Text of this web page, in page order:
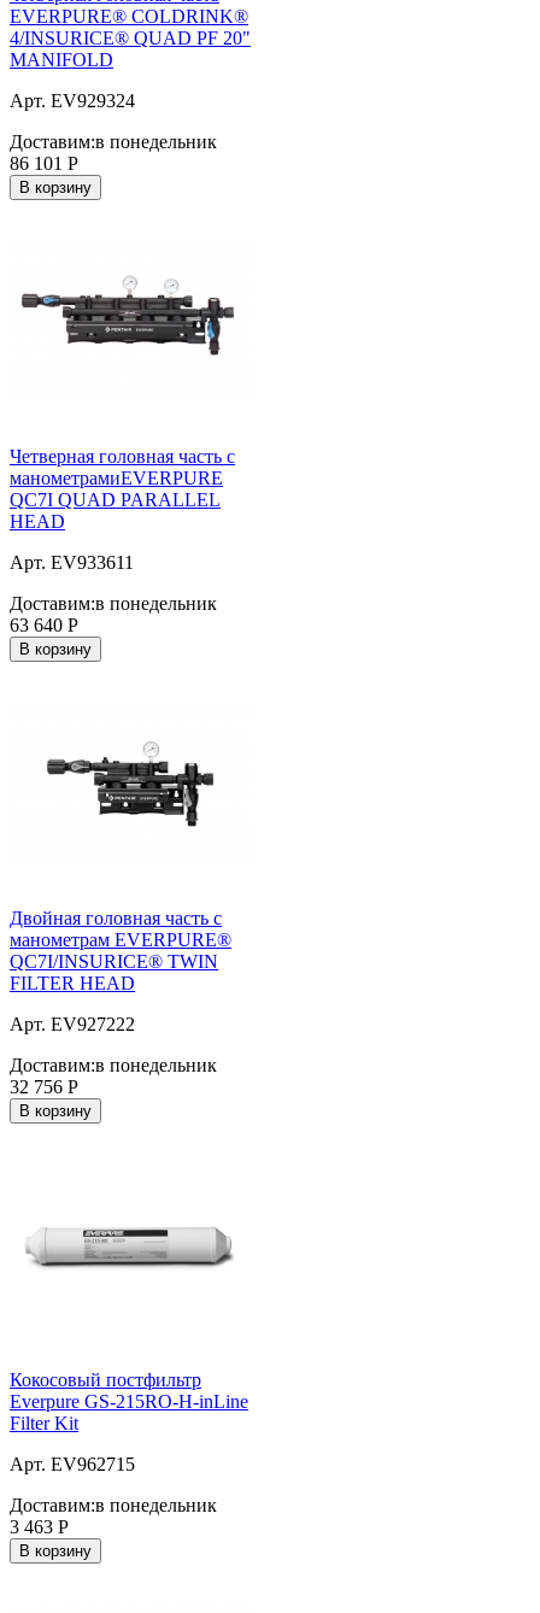
EVERPURE® COLDRINK®
4/INSURICE® QUAD PF 20"
MANIFOLD
Арт. EV929324
Доставим:в понедельник
86 101 Р
В корзину
Четверная головная часть с
манометрамиEVERPURE
QC7I QUAD PARALLEL
HEAD
Арт. EV933611
Доставим:в понедельник
63 640 Р
В корзину
Двойная головная часть с
манометрам EVERPURE®
QC7I/INSURICE® TWIN
FILTER HEAD
Арт. EV927222
Доставим:в понедельник
32 756 Р
В корзину
Кокосовый постфильтр
Everpure GS-215RO-H-inLine
Filter Kit
Арт. EV962715
Доставим:в понедельник
3 463 Р
В корзину